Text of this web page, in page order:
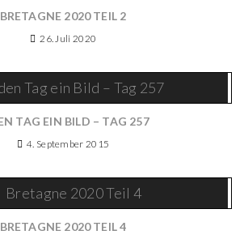
BRETAGNE 2020 TEIL 2
26. Juli 2020
TAG EIN BILD – TAG 257
4. September 2015
BRETAGNE 2020 TEIL 4